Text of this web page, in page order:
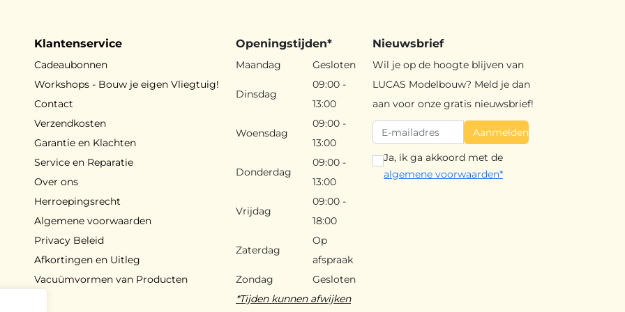
Klantenservice
Cadeaubonnen
Workshops - Bouw je eigen Vliegtuig!
Contact
Verzendkosten
Garantie en Klachten
Service en Reparatie
Over ons
Herroepingsrecht
Algemene voorwaarden
Privacy Beleid
Afkortingen en Uitleg
Vacuümvormen van Producten
Openingstijden*
Maandag Gesloten
Dinsdag
09:00 -
13:00
Woensdag
09:00 -
13:00
Donderdag
09:00 -
13:00
Vrijdag
09:00 -
18:00
Zaterdag
Op
afspraak
Zondag
Gesloten
*Tijden kunnen afwijken
Nieuwsbrief
Wil je op de hoogte blijven van
LUCAS Modelbouw? Meld je dan
aan voor onze gratis nieuwsbrief!
Aanmelden
Ja, ik ga akkoord met de
algemene voorwaarden*